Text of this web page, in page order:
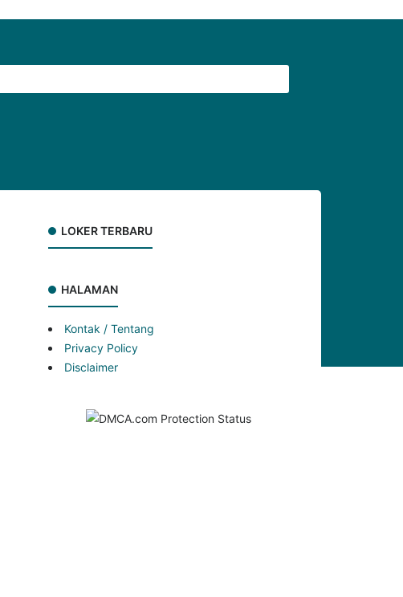
LOKER TERBARU
HALAMAN
Kontak / Tentang
Privacy Policy
Disclaimer